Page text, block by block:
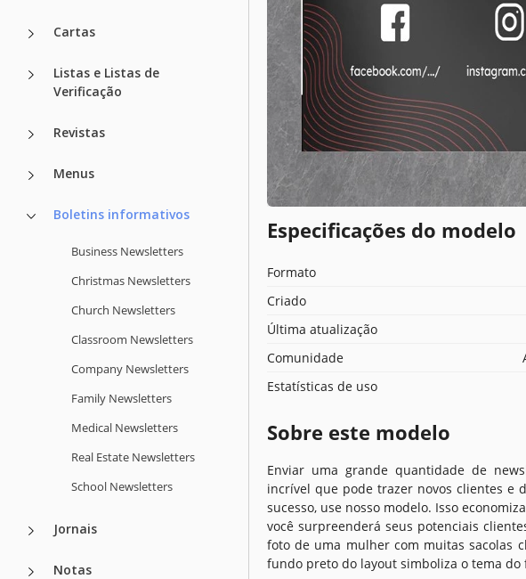
Cartas
Listas e Listas de
Verificação
Revistas
Menus
Boletins informativos
Business Newsletters
Christmas Newsletters
Church Newsletters
Classroom Newsletters
Company Newsletters
Family Newsletters
Medical Newsletters
Real Estate Newsletters
School Newsletters
Jornais
Notas
Especificações do modelo
Formato
Criado
Última atualização
Comunidade
Estatísticas de uso
Sobre este modelo
Enviar uma grande quantidade de
incrível que pode trazer novos clientes e
sucesso, use nosso modelo. Isso
você surpreenderá seus potenciais
foto de uma mulher com muitas sacolas
fundo preto do layout simboliza o tema do